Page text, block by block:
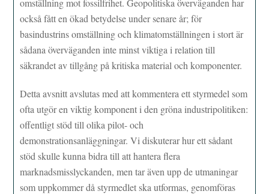
omställning mot fossilfrihet. Geopolitiska överväganden har
också fått en ökad betydelse under senare år; för
basindustrins omställning och klimatomställningen i stort är
sådana överväganden inte minst viktiga i relation till
säkrandet av tillgång på kritiska material och komponenter.
Detta avsnitt avslutas med att kommentera ett styrmedel som
ofta utgör en viktig komponent i den gröna industripolitiken:
offentligt stöd till olika pilot- och
demonstrationsanläggningar. Vi diskuterar hur ett sådant
stöd skulle kunna bidra till att hantera flera
marknadsmisslyckanden, men tar även upp de utmaningar
som uppkommer då styrmedlet ska utformas, genomföras